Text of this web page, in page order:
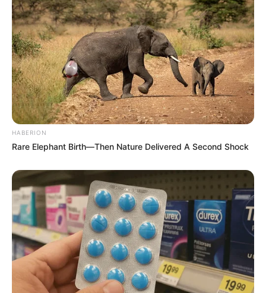
HABERION
Rare Elephant Birth—Then Nature Delivered A Second Shock